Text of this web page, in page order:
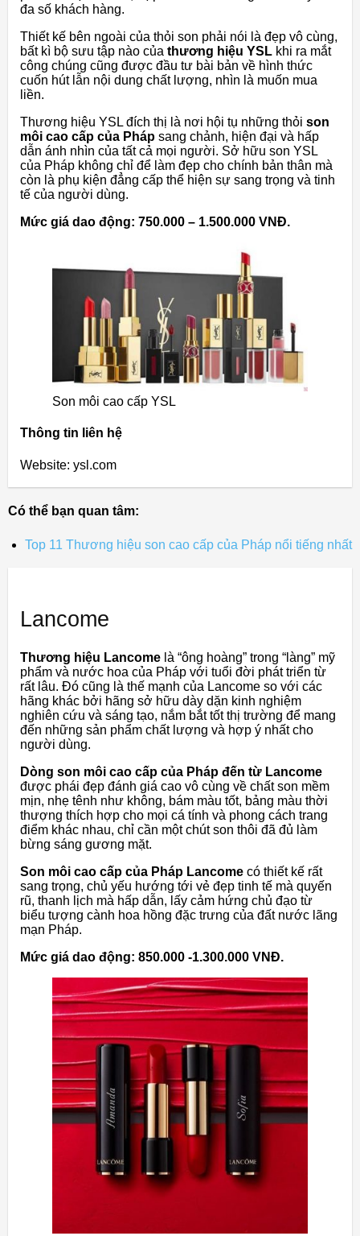
đa số khách hàng.
Thiết kế bên ngoài của thỏi son phải nói là đẹp vô cùng,
bất kì bộ sưu tập nào của thương hiệu YSL khi ra mắt
công chúng cũng được đầu tư bài bản về hình thức
cuốn hút lẫn nội dung chất lượng, nhìn là muốn mua
liền.
Thương hiệu YSL đích thị là nơi hội tụ những thỏi son
môi cao cấp của Pháp sang chảnh, hiện đại và hấp
dẫn ánh nhìn của tất cả mọi người. Sở hữu son YSL
của Pháp không chỉ để làm đẹp cho chính bản thân mà
còn là phụ kiện đẳng cấp thể hiện sự sang trọng và tinh
tế của người dùng.
Mức giá dao động: 750.000 – 1.500.000 VNĐ.
Son môi cao cấp YSL
Thông tin liên hệ
Website: ysl.com
Có thể bạn quan tâm:
Top 11 Thương hiệu son cao cấp của Pháp nổi tiếng nhất
Lancome
Thương hiệu Lancome là “ông hoàng” trong “làng” mỹ
phẩm và nước hoa của Pháp với tuổi đời phát triển từ
rất lâu. Đó cũng là thế mạnh của Lancome so với các
hãng khác bởi hãng sở hữu dày dặn kinh nghiệm
nghiên cứu và sáng tạo, nắm bắt tốt thị trường để mang
đến những sản phẩm chất lượng và hợp ý nhất cho
người dùng.
Dòng son môi cao cấp của Pháp đến từ Lancome
được phái đẹp đánh giá cao vô cùng về chất son mềm
mịn, nhẹ tênh như không, bám màu tốt, bảng màu thời
thượng thích hợp cho mọi cá tính và phong cách trang
điểm khác nhau, chỉ cần một chút son thôi đã đủ làm
bừng sáng gương mặt.
Son môi cao cấp của Pháp Lancome có thiết kế rất
sang trọng, chủ yếu hướng tới vẻ đẹp tinh tế mà quyến
rũ, thanh lịch mà hấp dẫn, lấy cảm hứng chủ đạo từ
biểu tượng cành hoa hồng đặc trưng của đất nước lãng
mạn Pháp.
Mức giá dao động: 850.000 -1.300.000 VNĐ.